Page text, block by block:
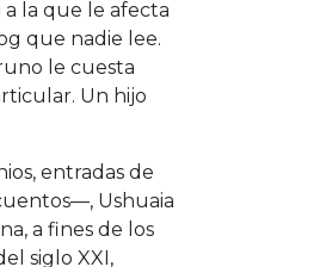
la que le afecta
que nadie lee.
le cuesta
Un hijo
entradas de
Ushuaia
a fines de los
siglo XXI,